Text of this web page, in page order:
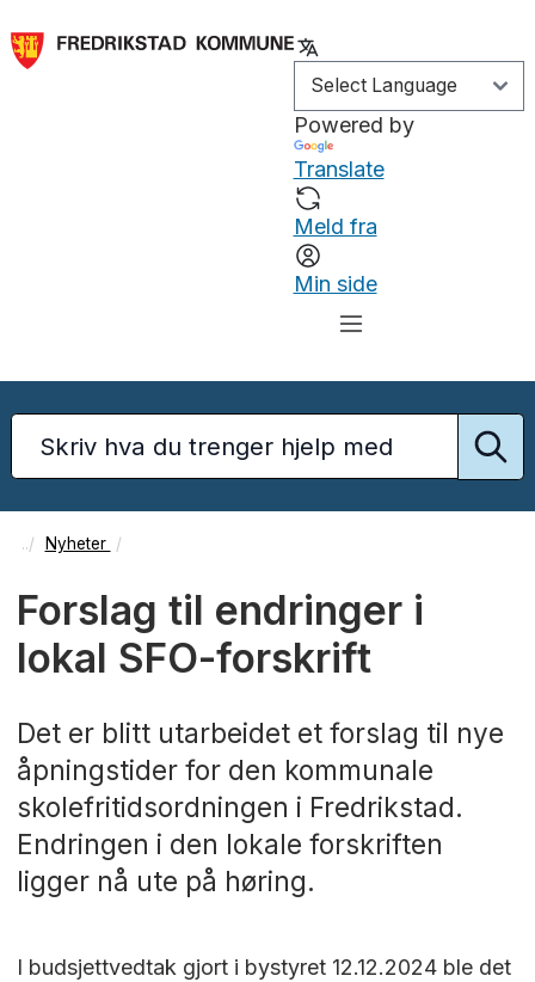
Powered by
Translate
Meld fra
Min side
Nyheter
Forslag til endringer i
lokal SFO-forskrift
Det er blitt utarbeidet et forslag til nye
åpningstider for den kommunale
skolefritidsordningen i Fredrikstad.
Endringen i den lokale forskriften
ligger nå ute på høring.
I budsjettvedtak gjort i bystyret 12.12.2024 ble det